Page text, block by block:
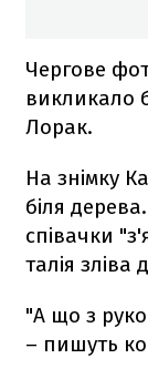
Чергове
викликало
Лорак.
На знімку
біля
співачки
талія
"А що з
– пишуть